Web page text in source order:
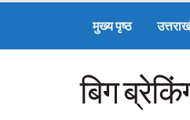
मुख्य पृष्ठ
बिग